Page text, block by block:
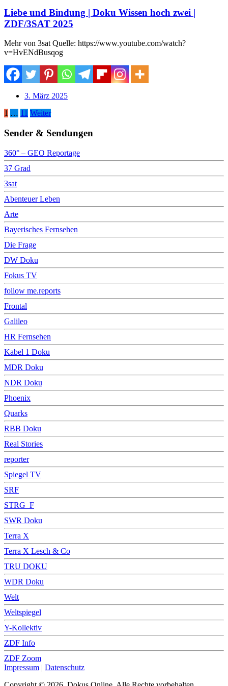
Liebe und Bindung | Doku Wissen hoch zwei |
ZDF/3SAT 2025
Mehr von 3sat Quelle: https://www.youtube.com/watch?
v=HvENdBusqog
3. März 2025
Seitennummerierung
der
Beiträge
1 … 11 Weiter
Sender & Sendungen
360° – GEO Reportage
37 Grad
3sat
Abenteuer Leben
Arte
Bayerisches Fernsehen
Die Frage
DW Doku
Fokus TV
follow me.reports
Frontal
Galileo
HR Fernsehen
Kabel 1 Doku
MDR Doku
NDR Doku
Phoenix
Quarks
RBB Doku
Real Stories
reporter
Spiegel TV
SRF
STRG_F
SWR Doku
Terra X
Terra X Lesch & Co
TRU DOKU
WDR Doku
Welt
Weltspiegel
Y-Kollektiv
ZDF Info
ZDF Zoom
Impressum | Datenschutz